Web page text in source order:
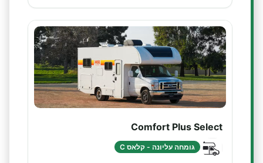
Comfort Plus Select
גומחה עליונה - קלאס C